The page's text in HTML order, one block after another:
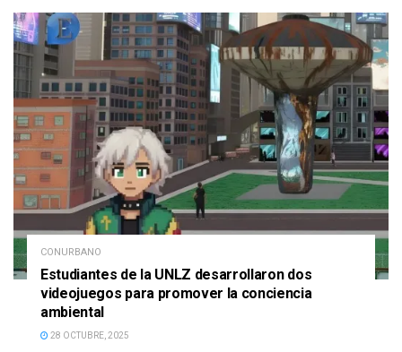
CONURBANO
Estudiantes de la UNLZ desarrollaron dos
videojuegos para promover la conciencia
ambiental
28 OCTUBRE, 2025